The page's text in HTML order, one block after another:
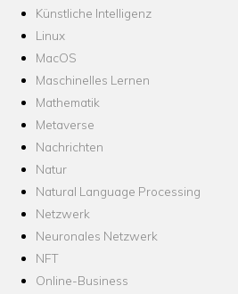
Künstliche Intelligenz
Linux
MacOS
Maschinelles Lernen
Mathematik
Metaverse
Nachrichten
Natur
Natural Language Processing
Netzwerk
Neuronales Netzwerk
NFT
Online-Business